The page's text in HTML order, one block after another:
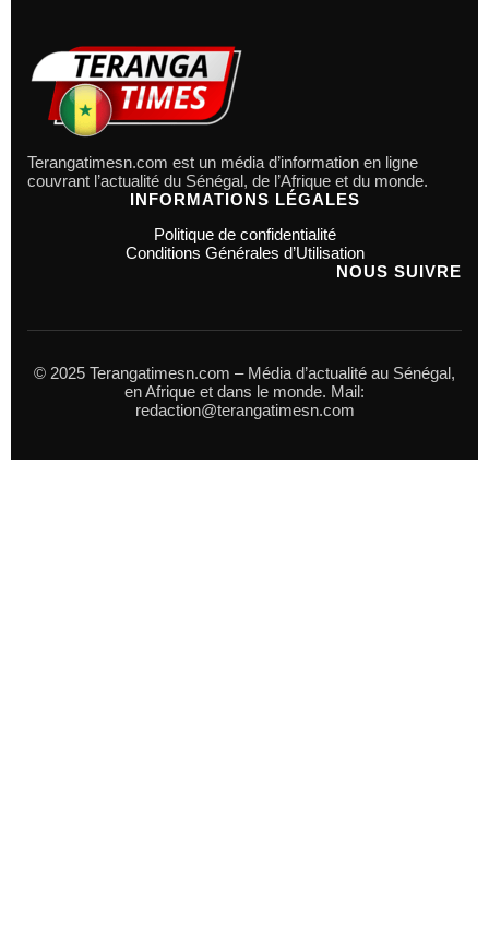
Terangatimesn.com est un média d’information en ligne
couvrant l’actualité du Sénégal, de l’Afrique et du monde.
INFORMATIONS LÉGALES
Politique de confidentialité
Conditions Générales d’Utilisation
NOUS SUIVRE
© 2025 Terangatimesn.com – Média d’actualité au Sénégal,
en Afrique et dans le monde. Mail:
redaction@terangatimesn.com